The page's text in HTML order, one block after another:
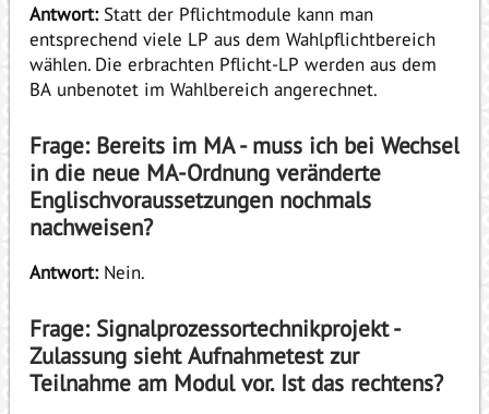
Antwort:Statt der Pflichtmodule kann man
entsprechend viele LP aus dem Wahlpflichtbereich
wählen. Die erbrachten Pflicht-LP werden aus dem
BA unbenotet im Wahlbereich angerechnet.
Frage: Bereits im MA - muss ich bei Wechsel
in die neue MA-Ordnung veränderte
Englischvoraussetzungen nochmals
nachweisen?
Antwort:Nein.
Frage: Signalprozessortechnikprojekt -
Zulassung sieht Aufnahmetest zur
Teilnahme am Modul vor. Ist das rechtens?